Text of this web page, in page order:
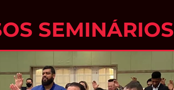
SEMINÁRIOS